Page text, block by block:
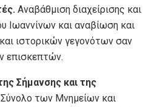
Αναβάθμιση διαχείρισης και
Ιωαννίνων και αναβίωση και
ιστορικών γεγονότων σαν
επισκεπτών.
Σήμανσης και της
των Μνημείων και